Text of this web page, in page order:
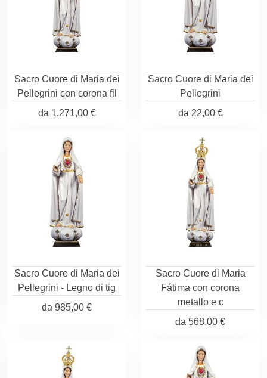
Sacro Cuore di Maria dei
Pellegrini con corona fil
da 1.271,00 €
Sacro Cuore di Maria dei
Pellegrini
da 22,00 €
Sacro Cuore di Maria dei
Pellegrini - Legno di tig
da 985,00 €
Sacro Cuore di Maria
Fátima con corona
metallo e c
da 568,00 €